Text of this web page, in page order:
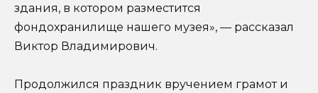
здания, в котором разместится
фондохранилище нашего музея», — рассказал
Виктор Владимирович.
Продолжился праздник вручением грамот и